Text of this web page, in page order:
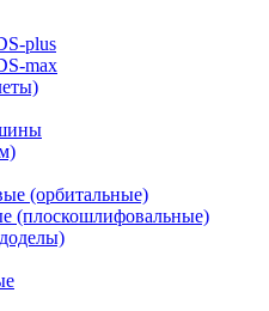
plus
max
(орбитальные)
(плоскошлифовальные)